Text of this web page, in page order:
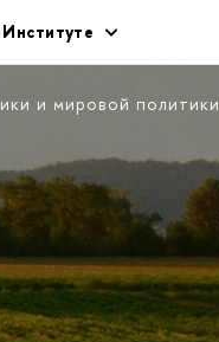
и мировой политики